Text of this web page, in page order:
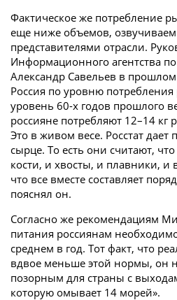
Фактическое же потребление
еще ниже объемов,
представителями отрасли.
Информационного агентства
Александр Савельев в
Россия по уровню
уровень 60-х годов прошлого
россияне потребляют 12–14 кг
Это в живом весе. Росстат
сырце. То есть они считают,
кости, и хвосты, и плавники, и
что все вместе составляет
пояснял он.
Согласно же рекомендациям
питания россиянам
среднем в год. Тот факт, что
вдвое меньше этой нормы, он
позорным для страны с
которую омывает 14 морей».